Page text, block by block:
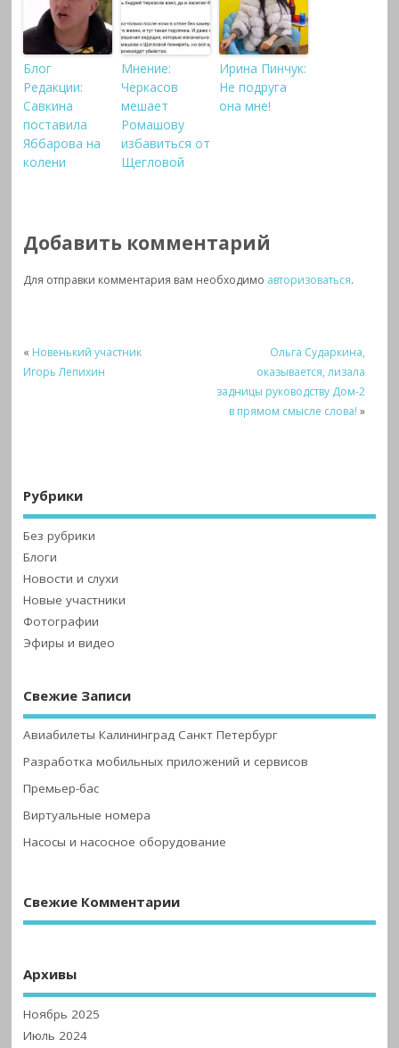
Блог
Редакции:
Савкина
поставила
Яббарова на
колени
Мнение:
Черкасов
мешает
Ромашову
избавиться от
Щегловой
Ирина Пинчук:
Не подруга
она мне!
Добавить комментарий
Для отправки комментария вам необходимо авторизоваться.
« Новенький участник
Игорь Лепихин
Ольга Сударкина,
оказывается, лизала
задницы руководству Дом-2
в прямом смысле слова! »
Рубрики
Без рубрики
Блоги
Новости и слухи
Новые участники
Фотографии
Эфиры и видео
Свежие Записи
Авиабилеты Калининград Санкт Петербург
Разработка мобильных приложений и сервисов
Премьер-бас
Виртуальные номера
Насосы и насосное оборудование
Свежие Комментарии
Архивы
Ноябрь 2025
Июль 2024